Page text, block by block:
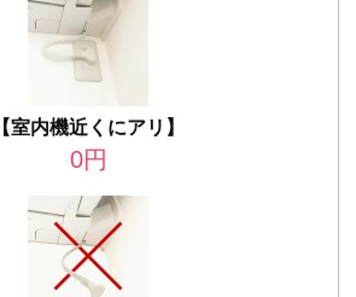
【室内機近くにアリ】
0円